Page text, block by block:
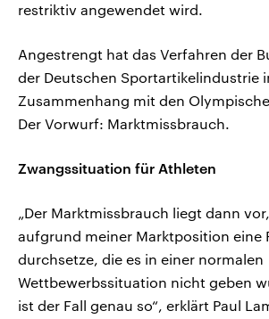
restriktiv angewendet wird.
Angestrengt hat das Verfahren der
der Deutschen Sportartikelindustrie
Zusammenhang mit den
Der Vorwurf: Marktmissbrauch.
Zwangssituation für Athleten
„Der Marktmissbrauch liegt dann
aufgrund meiner Marktposition eine
durchsetze, die es in einer normalen
Wettbewerbssituation nicht geben
ist der Fall genau so“, erklärt Paul